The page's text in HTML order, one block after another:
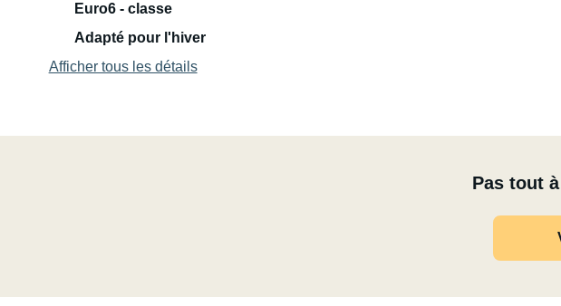
Euro6 - classe
Adapté pour l'hiver
Afficher tous les détails
Pas tout